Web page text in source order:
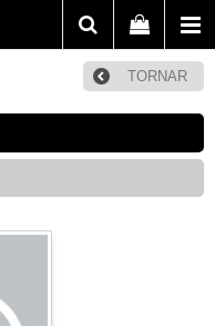
TORNAR